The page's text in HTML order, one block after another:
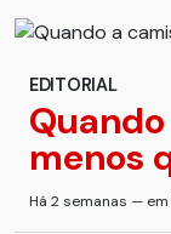
EDITORIAL
menos
Há 2 semanas —